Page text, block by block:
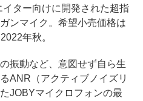
ター向けに開発された超指
ンマイク。希望小売価格は
年秋。
振動など、意図せず自ら生
ANR（アクティブノイズリ
JOBYマイクロフォンの最